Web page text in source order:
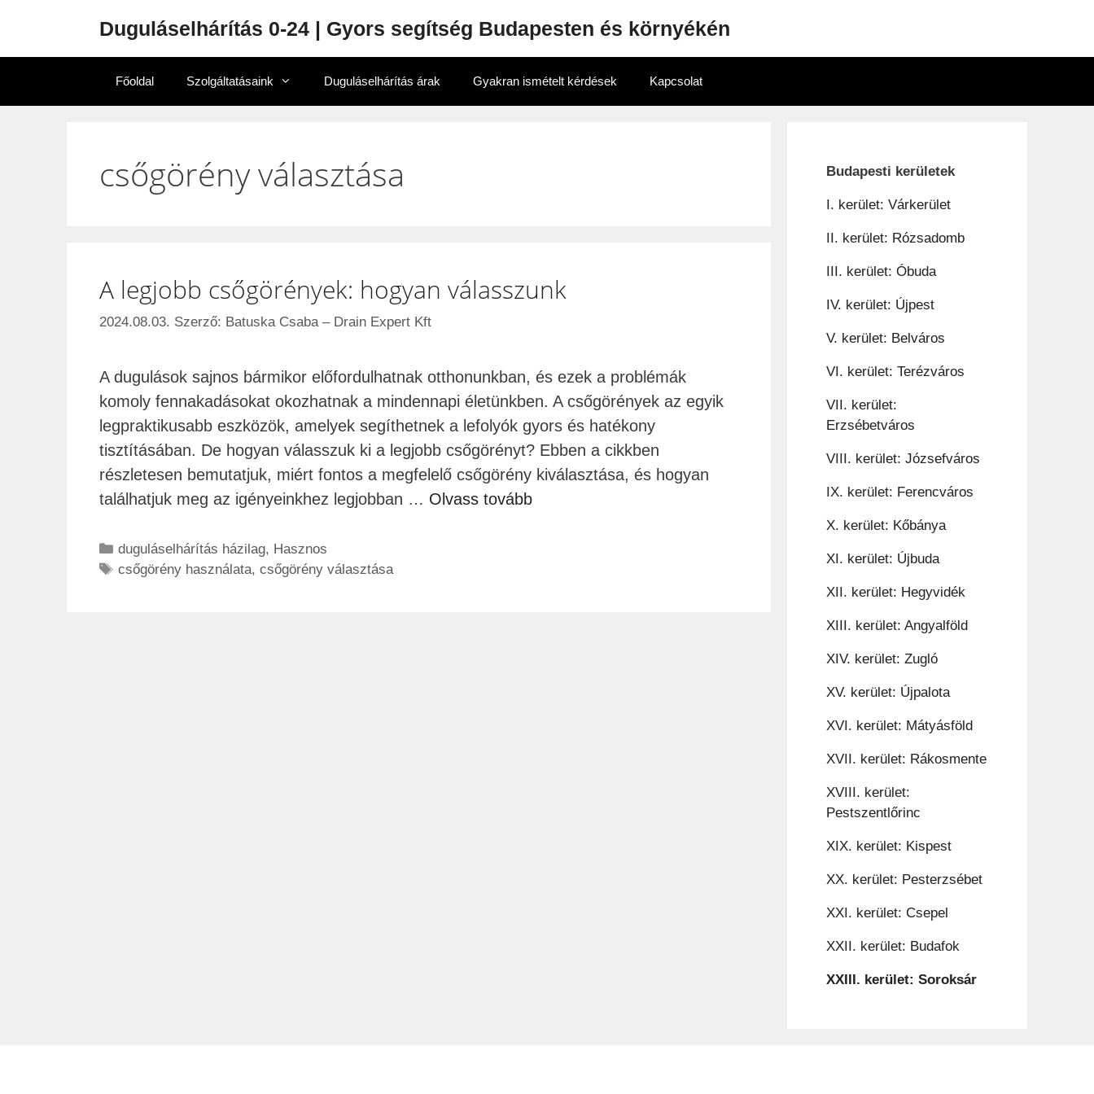
Duguláselhárítás 0-24 | Gyors segítség Budapesten és környékén
Főoldal Szolgáltatásaink Duguláselhárítás árak Gyakran ismételt kérdések Kapcsolat
csőgörény választása
A legjobb csőgörények: hogyan válasszunk
2024.08.03. Szerző: Batuska Csaba – Drain Expert Kft
A dugulások sajnos bármikor előfordulhatnak otthonunkban, és ezek a problémák
komoly fennakadásokat okozhatnak a mindennapi életünkben. A csőgörények az egyik
legpraktikusabb eszközök, amelyek segíthetnek a lefolyók gyors és hatékony
tisztításában. De hogyan válasszuk ki a legjobb csőgörényt? Ebben a cikkben
részletesen bemutatjuk, miért fontos a megfelelő csőgörény kiválasztása, és hogyan
találhatjuk meg az igényeinkhez legjobban … Olvass tovább
duguláselhárítás házilag, Hasznos
csőgörény használata,csőgörény választása
Budapesti kerületek
I. kerület: Várkerület
II. kerület: Rózsadomb
III. kerület: Óbuda
IV. kerület: Újpest
V. kerület: Belváros
VI. kerület: Terézváros
VII. kerület:
Erzsébetváros
VIII. kerület: Józsefváros
IX. kerület: Ferencváros
X. kerület: Kőbánya
XI. kerület: Újbuda
XII. kerület: Hegyvidék
XIII. kerület: Angyalföld
XIV. kerület: Zugló
XV. kerület: Újpalota
XVI. kerület: Mátyásföld
XVII. kerület: Rákosmente
XVIII. kerület:
Pestszentlőrinc
XIX. kerület: Kispest
XX. kerület: Pesterzsébet
XXI. kerület: Csepel
XXII. kerület: Budafok
XXIII. kerület: Soroksár